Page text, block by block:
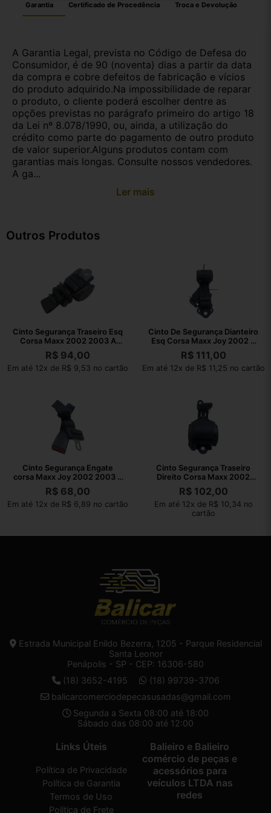
Garantia Certificado de Procedência Troca e Devolução
A Garantia Legal, prevista no Código de Defesa do
Consumidor, é de 90 (noventa) dias a partir da data
da compra e cobre defeitos de fabricação e vícios
do produto adquirido.Na impossibilidade de reparar
o produto, o cliente poderá escolher dentre as
opções previstas no parágrafo primeiro do artigo 18
da Lei nº 8.078/1990, ou, ainda, a utilização do
crédito como parte do pagamento de outro produto
de valor superior.Alguns produtos contam com
garantias mais longas. Consulte nossos vendedores.
A ga...
Ler mais
Outros Produtos
Cinto Segurança Traseiro Esq
Corsa Maxx 2002 2003 A
2010
R$ 94,00
Em até 12x de R$ 9,53 no cartão
Cinto De Segurança Dianteiro
Esq Corsa Maxx Joy 2002 A
2010
R$111,00
Em até 12x de R$ 11,25 no cartão
Cinto Segurança Engate
corsa Maxx Joy 2002 2003 A
2010
R$ 68,00
Em até 12x de R$ 6,89 no cartão
Cinto Segurança Traseiro
Direito Corsa Maxx 2002
2003 A 2010
R$102,00
Em até 12x de R$ 10,34 no
cartão
Estrada Municipal Enildo Bezerra, 1205 - Parque Residencial
Santa Leonor
Penápolis - SP - CEP: 16306-580
(18) 3652-4195
(18) 99739-3706
balicarcomerciodepecasusadas@gmail.com
Segunda a Sexta 08:00 até 18:00
Sábado das 08:00 até 12:00
Links Úteis
Política de Privacidade
Política de Garantia
Termos de Uso
Política de Frete
Balieiro e Balieiro
comércio de peças e
acessórios para
veículos LTDA nas
redes